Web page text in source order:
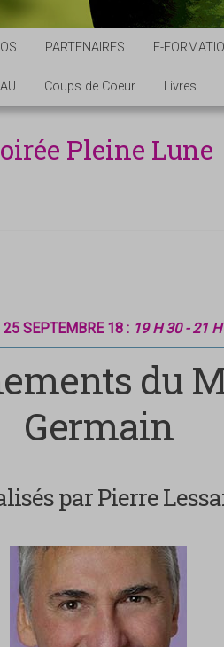
PARTENAIRES E-
Coups de Coeur Livres
Pleine Lune
25 SEPTEMBRE 18 : 19 H 30 - 21
du
Germain
par Pierre